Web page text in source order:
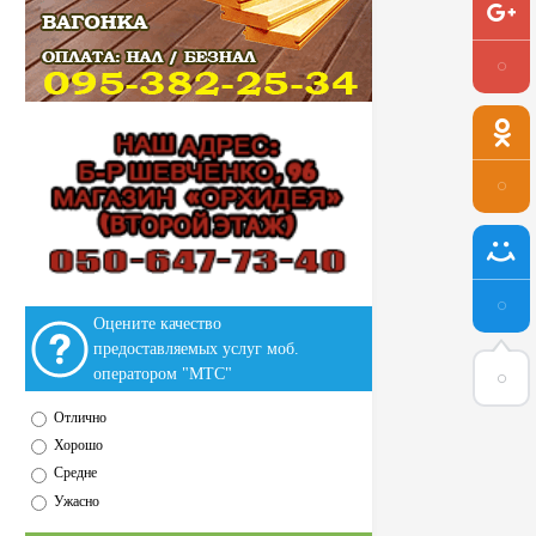
Оцените качество
предоставляемых услуг моб.
оператором "МТС"
Отлично
Хорошо
Средне
Ужасно